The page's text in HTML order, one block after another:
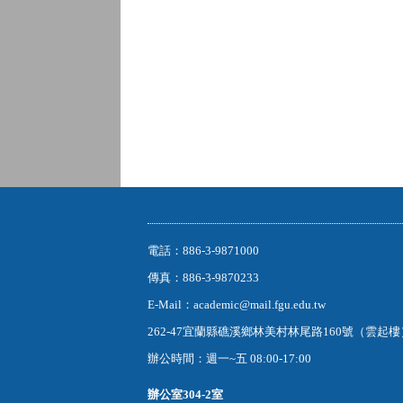
電話：886-3-9871000
傳真：886-3-9870233
E-Mail：academic@mail.fgu.edu.tw
262-47宜蘭縣礁溪鄉林美村林尾路160號（雲起
辦公時間：週一~五 08:00-17:00
辦公室304-2室